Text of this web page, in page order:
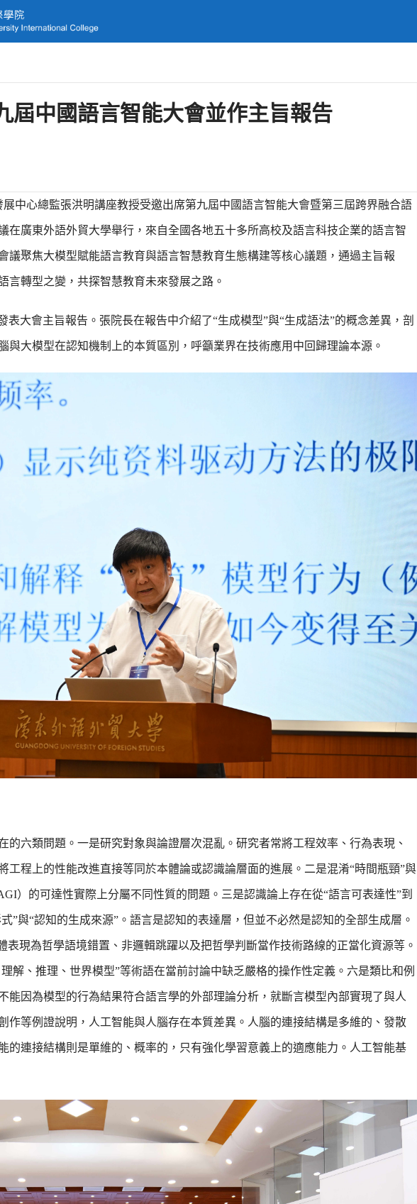
屆中國語言智能大會並作主旨報告
中心總監張洪明講座教授受邀出席第九屆中國語言智能大會暨第三屆跨界融合語
在廣東外語外貿大學舉行，來自全國各地五十多所高校及語言科技企業的語言智
議聚焦大模型賦能語言教育與語言智慧教育生態構建等核心議題，通過主旨報
言轉型之變，共探智慧教育未來發展之路。
大會主旨報告。張院長在報告中介紹了“生成模型”與“生成語法”的概念差異，剖
大模型在認知機制上的本質區別，呼籲業界在技術應用中回歸理論本源。
六類問題。一是研究對象與論證層次混亂。研究者常將工程效率、行為表現、
程上的性能改進直接等同於本體論或認識論層面的進展。二是混淆“時間瓶頸”與
）的可達性實際上分屬不同性質的問題。三是認識論上存在從“語言可表達性”到
”與“認知的生成來源”。語言是認知的表達層，但並不必然是認知的全部生成層。
表現為哲學語境錯置、非邏輯跳躍以及把哲學判斷當作技術路線的正當化資源等。
解、推理、世界模型”等術語在當前討論中缺乏嚴格的操作性定義。六是類比和例
能因為模型的行為結果符合語言學的外部理論分析，就斷言模型內部實現了與人
作等例證說明，人工智能與人腦存在本質差異。人腦的連接結構是多維的、發散
的連接結構則是單維的、概率的，只有強化學習意義上的適應能力。人工智能基